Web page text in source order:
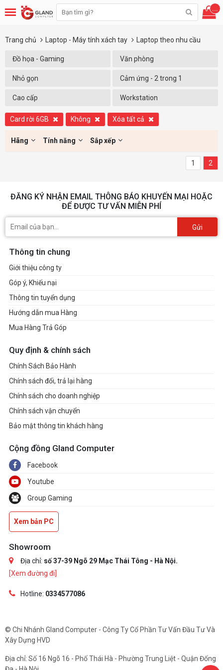
...
Trang chủ Laptop - Máy tính xách tay Laptop theo nhu cầu
Đồ họa - Gaming Văn phòng
Nhỏ gọn Cảm ứng - 2 trong 1
Cao cấp Workstation
Card rời 6GB Không Xóa tất cả
Hãng Tính năng Sắp xếp
1 2
ĐĂNG KÝ NHẬN EMAIL THÔNG BÁO KHUYẾN MẠI HOẶC
ĐỂ ĐƯỢC TƯ VẤN MIỄN PHÍ
Gửi
Thông tin chung
Giới thiệu công ty
Góp ý, Khiếu nại
Thông tin tuyển dụng
Hướng dẫn mua Hàng
Mua Hàng Trả Góp
Quy định & chính sách
Chính Sách Bảo Hành
Chính sách đổi, trả lại hàng
Chính sách cho doanh nghiệp
Chính sách vận chuyển
Bảo mật thông tin khách hàng
Cộng đồng Gland Computer
Facebook
Youtube
Group Gaming
Xem bản PC
Showroom
Địa chỉ: số 37-39 Ngõ 29 Mạc Thái Tông - Hà Nội.
[Xem đường đi]
Hotline: 0334577086
© Chi Nhánh Gland Computer - Công Ty Cổ Phần Tư Vấn Đầu Tư Và
Xây Dựng HVD
Địa chỉ: Số 16 Ngõ 16 - Phố Thái Hà - Phường Trung Liệt - Quận Đống